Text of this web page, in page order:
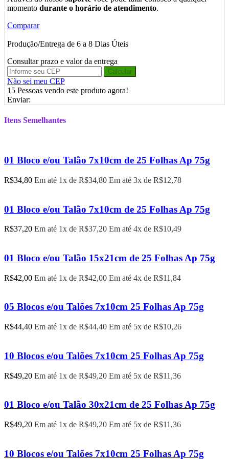
momento durante o horário de atendimento.
Comparar
Produção/Entrega de 6 a 8 Dias Úteis
Consultar prazo e valor da entrega
Calcular
Não sei meu CEP
15 Pessoas vendo este produto agora!
Enviar:
Itens Semelhantes
01 Bloco e/ou Talão 7x10cm de 25 Folhas Ap 75g
R$34,80 Em até 1x de R$34,80 Em até 3x de R$12,78
01 Bloco e/ou Talão 7x10cm de 25 Folhas Ap 75g
R$37,20 Em até 1x de R$37,20 Em até 4x de R$10,49
01 Bloco e/ou Talão 15x21cm de 25 Folhas Ap 75g
R$42,00 Em até 1x de R$42,00 Em até 4x de R$11,84
05 Blocos e/ou Talões 7x10cm 25 Folhas Ap 75g
R$44,40 Em até 1x de R$44,40 Em até 5x de R$10,26
10 Blocos e/ou Talões 7x10cm 25 Folhas Ap 75g
R$49,20 Em até 1x de R$49,20 Em até 5x de R$11,36
01 Bloco e/ou Talão 30x21cm de 25 Folhas Ap 75g
R$49,20 Em até 1x de R$49,20 Em até 5x de R$11,36
10 Blocos e/ou Talões 7x10cm 25 Folhas Ap 75g